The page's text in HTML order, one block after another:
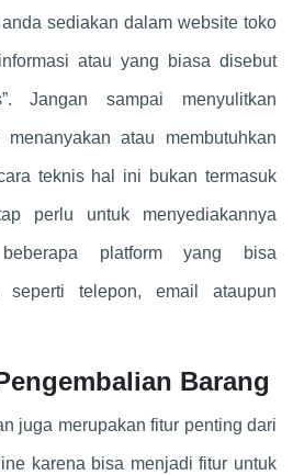
sediakan dalam website toko
atau yang biasa disebut
Jangan sampai menyulitkan
atau membutuhkan
teknis hal ini bukan termasuk
perlu untuk menyediakannya
platform yang bisa
seperti telepon, email ataupun
Barang
juga merupakan fitur penting dari
karena bisa menjadi fitur untuk